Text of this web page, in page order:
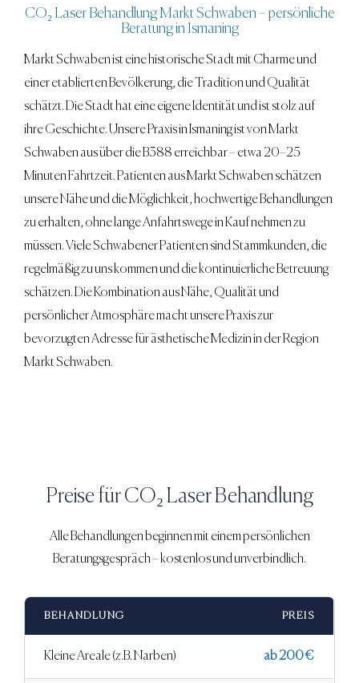
CO₂ Laser Behandlung Markt Schwaben– persönliche
Beratung in Ismaning
Markt Schwaben ist eine historische Stadt mit Charme und
einer etablierten Bevölkerung, die Tradition und Qualität
schätzt. Die Stadt hat eine eigene Identität und ist stolz auf
ihre Geschichte. Unsere Praxis in Ismaning ist von Markt
Schwaben aus über die B388 erreichbar – etwa 20–25
Minuten Fahrtzeit. Patienten aus Markt Schwaben schätzen
unsere Nähe und die Möglichkeit, hochwertige Behandlungen
zu erhalten, ohne lange Anfahrtswege in Kauf nehmen zu
müssen. Viele Schwabener Patienten sind Stammkunden, die
regelmäßig zu uns kommen und die kontinuierliche Betreuung
schätzen. Die Kombination aus Nähe, Qualität und
persönlicher Atmosphäre macht unsere Praxis zur
bevorzugten Adresse für ästhetische Medizin in der Region
Markt Schwaben.
Preise fürCO₂ Laser Behandlung
Alle Behandlungen beginnen mit einem persönlichen
Beratungsgespräch – kostenlos und unverbindlich.
BEHANDLUNG PREIS
Kleine Areale (z.B. Narben) ab 200 €